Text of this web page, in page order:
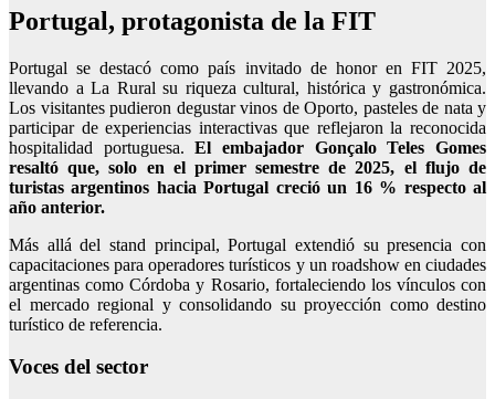
Portugal, protagonista de la FIT
Portugal se destacó como país invitado de honor en FIT 2025,
llevando a La Rural su riqueza cultural, histórica y gastronómica.
Los visitantes pudieron degustar vinos de Oporto, pasteles de nata y
participar de experiencias interactivas que reflejaron la reconocida
hospitalidad portuguesa.El embajador Gonçalo Teles Gomes
resaltó que, solo en el primer semestre de 2025, el flujo de
turistas argentinos hacia Portugal creció un 16 % respecto al
año anterior.
Más allá del stand principal, Portugal extendió su presencia con
capacitaciones para operadores turísticos y un roadshow en ciudades
argentinas como Córdoba y Rosario, fortaleciendo los vínculos con
el mercado regional y consolidando su proyección como destino
turístico de referencia.
Voces del sector